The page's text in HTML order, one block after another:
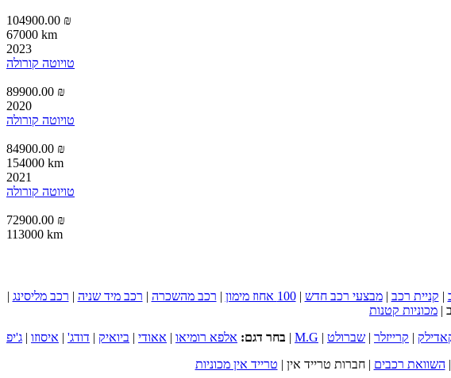
104900.00 ₪
67000 km
2023
טויוטה קורולה
89900.00 ₪
2020
טויוטה קורולה
84900.00 ₪
154000 km
2021
טויוטה קורולה
72900.00 ₪
113000 km
| קניית רכב |מבצעי רכב חדש |100 אחוז מימון | רכב מהשכרה | רכב מיד שניה | רכב מליסינג |
| מכוניות קטנות
בחר דגם: אלפא רומיאו | אאודי | ביואיק | דודג' | איסוזו | ג'יפ | M.G | | קרייזלר | שברולט
| השוואת רכבים |חברות טרייד אין | טרייד אין מכוניות